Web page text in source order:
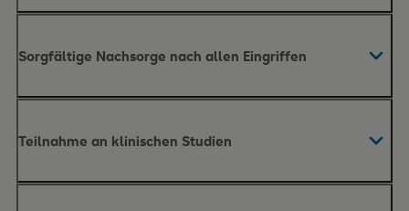
Sonographie (Ultraschalluntersuchung) an
hochmodernen Geräten
Sonographie mit Kontrastmittel
Sorgfältige Nachsorge nach allen Eingriffen
Teilnahme an klinischen Studien